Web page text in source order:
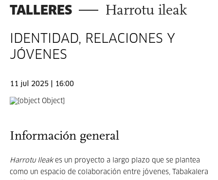
TALLERES Harrotu ileak
IDENTIDAD, RELACIONES Y
JÓVENES
11 jul 2025 | 16:00
Información general
Harrotu Ileakes un proyecto a largo plazo que se plantea
como un espacio de colaboración entre jóvenes, Tabakalera